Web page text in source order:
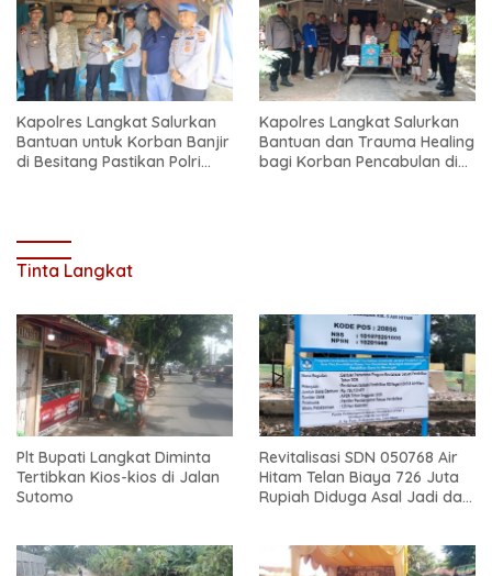
Kapolres Langkat Salurkan
Bantuan untuk Korban Banjir
di Besitang Pastikan Polri
Kapolres Langkat Salurkan
Bantuan dan Trauma Healing
bagi Korban Pencabulan di
Tinta Langkat
Plt Bupati Langkat Diminta
Tertibkan Kios-kios di Jalan
Sutomo
Revitalisasi SDN 050768 Air
Hitam Telan Biaya 726 Juta
Rupiah Diduga Asal Jadi dan